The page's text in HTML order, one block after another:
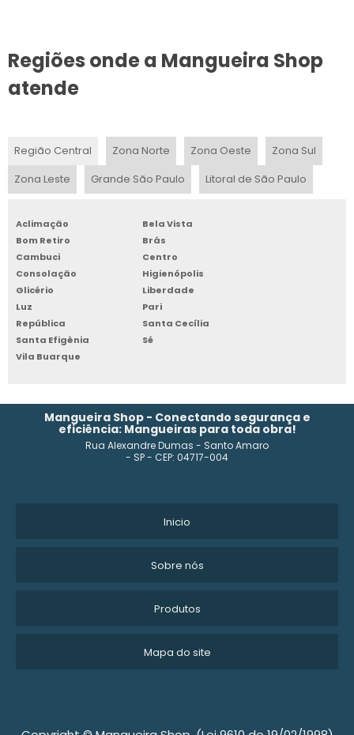
MANGUEIRAS DE BORRACHA INDUSTRIAL
MANGUEIRA PRETA DE 1 POLEGADA
MANGUEIRA PRETA FLEXÍVEL PARA IRRIGAÇÃO
MANGUEIRA DE BORRACHA PARA AR COMPRIMIDO
MANGUEIRA 3 4 PRETA PREÇO
MANGUEIRA PARA COMPRESSOR
MANGUEIRAS DE ALTA PERFORMANCE
FABRICANTE DE MANGUEIRA DE PVC
MANGUEIRA 40 METROS
MANGUEIRA PRETA 1 POLEGADA E MEIA
MANGUEIRA PVC 2 POLEGADAS
Regiões onde a Mangueira Shop
atende
Região Central Zona Norte Zona Oeste
Zona Sul
Zona Leste
Grande São Paulo Litoral de São Paulo
Aclimação
Bela Vista
Bom Retiro
Brás
Cambuci
Centro
Consolação
Higienópolis
Glicério
Liberdade
Luz
Pari
República
Santa Cecília
Santa Efigênia
Sé
Vila Buarque
Mangueira Shop - Conectando segurança e
eficiência: Mangueiras para toda obra!
Rua Alexandre Dumas - Santo Amaro
- SP - CEP: 04717-004
Inicio
Sobre nós
Produtos
Mapa do site